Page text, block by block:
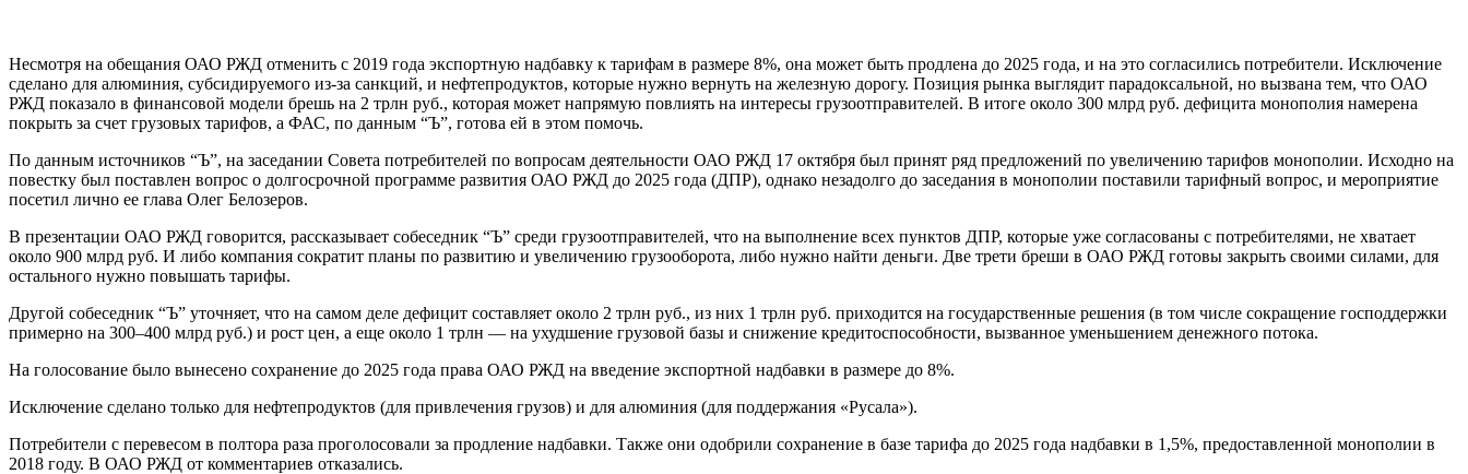
Несмотря на обещания ОАО РЖД отменить с 2019 года экспортную надбавку к тарифам в размере 8%, она может быть продлена до 2025 года, и на это согласились потребители. Исключение
сделано для алюминия, субсидируемого из-за санкций, и нефтепродуктов, которые нужно вернуть на железную дорогу. Позиция рынка выглядит парадоксальной, но вызвана тем, что ОАО
РЖД показало в финансовой модели брешь на 2 трлн руб., которая может напрямую повлиять на интересы грузоотправителей. В итоге около 300 млрд руб. дефицита монополия намерена
покрыть за счет грузовых тарифов, а ФАС, по данным “Ъ”, готова ей в этом помочь.
По данным источников “Ъ”, на заседании Совета потребителей по вопросам деятельности ОАО РЖД 17 октября был принят ряд предложений по увеличению тарифов монополии. Исходно на
повестку был поставлен вопрос о долгосрочной программе развития ОАО РЖД до 2025 года (ДПР), однако незадолго до заседания в монополии поставили тарифный вопрос, и мероприятие
посетил лично ее глава Олег Белозеров.
В презентации ОАО РЖД говорится, рассказывает собеседник “Ъ” среди грузоотправителей, что на выполнение всех пунктов ДПР, которые уже согласованы с потребителями, не хватает
около 900 млрд руб. И либо компания сократит планы по развитию и увеличению грузооборота, либо нужно найти деньги. Две трети бреши в ОАО РЖД готовы закрыть своими силами, для
остального нужно повышать тарифы.
Другой собеседник “Ъ” уточняет, что на самом деле дефицит составляет около 2 трлн руб., из них 1 трлн руб. приходится на государственные решения (в том числе сокращение господдержки
примерно на 300–400 млрд руб.) и рост цен, а еще около 1 трлн — на ухудшение грузовой базы и снижение кредитоспособности, вызванное уменьшением денежного потока.
На голосование было вынесено сохранение до 2025 года права ОАО РЖД на введение экспортной надбавки в размере до 8%.
Исключение сделано только для нефтепродуктов (для привлечения грузов) и для алюминия (для поддержания «Русала»).
Потребители с перевесом в полтора раза проголосовали за продление надбавки. Также они одобрили сохранение в базе тарифа до 2025 года надбавки в 1,5%, предоставленной монополии в
2018 году. В ОАО РЖД от комментариев отказались.